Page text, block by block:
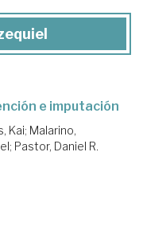
e imputación
Kai; Malarino,
; Pastor, Daniel R.